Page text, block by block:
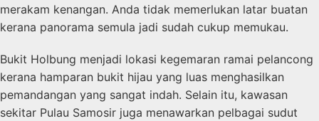
merakam kenangan. Anda tidak memerlukan latar buatan
kerana panorama semula jadi sudah cukup memukau.
Bukit Holbung menjadi lokasi kegemaran ramai pelancong
kerana hamparan bukit hijau yang luas menghasilkan
pemandangan yang sangat indah. Selain itu, kawasan
sekitar Pulau Samosir juga menawarkan pelbagai sudut